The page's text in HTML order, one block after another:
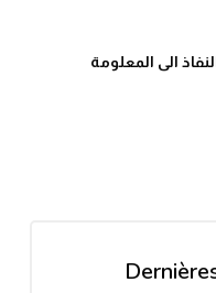
الى المعلومة